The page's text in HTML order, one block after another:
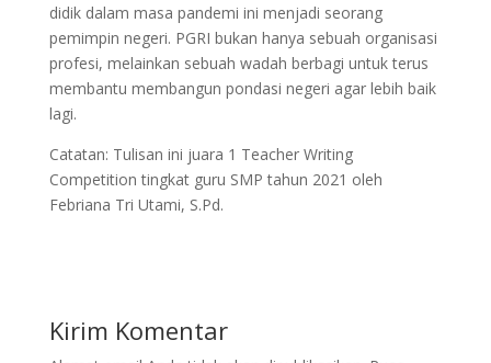
didik dalam masa pandemi ini menjadi seorang
pemimpin negeri. PGRI bukan hanya sebuah organisasi
profesi, melainkan sebuah wadah berbagi untuk terus
membantu membangun pondasi negeri agar lebih baik
lagi.
Catatan: Tulisan ini juara 1 Teacher Writing
Competition tingkat guru SMP tahun 2021 oleh
Febriana Tri Utami, S.Pd.
Kirim Komentar